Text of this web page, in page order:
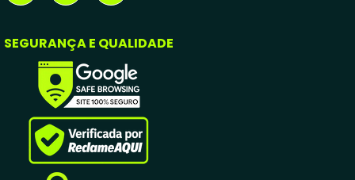
SEGURANÇA E QUALIDADE